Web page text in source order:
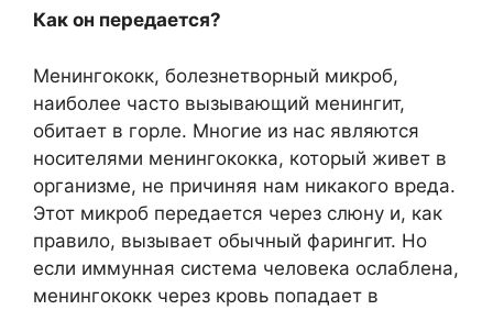
Как он передается?
Менингококк, болезнетворный микроб,
наиболее часто вызывающий менингит,
обитает в горле. Многие из нас являются
носителями менингококка, который живет в
организме, не причиняя нам никакого вреда.
Этот микроб передается через слюну и, как
правило, вызывает обычный фарингит. Но
если иммунная система человека ослаблена,
менингококк через кровь попадает в